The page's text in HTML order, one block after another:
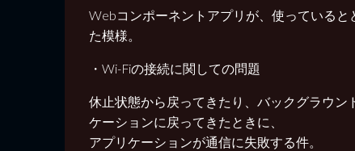
Webコンポーネントアプリが、使っている
た模様。
・Wi-Fiの接続に関しての問題
休止状態から戻ってきたり、バックグラウン
ケーションに戻ってきたときに、
アプリケーションが通信に失敗する件。